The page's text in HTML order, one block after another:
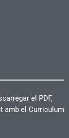
el PDF,
amb el Curriculum